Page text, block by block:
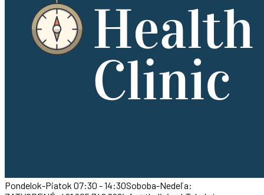
Pondelok-Piatok 07:30 - 14:30Soboba-Nedeľa: